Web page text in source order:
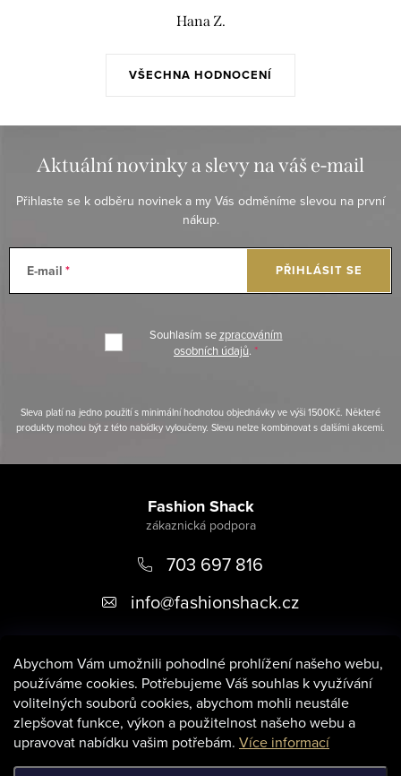
Abychom Vám umožnili pohodlné prohlížení našeho webu,
používáme cookies. Potřebujeme Váš souhlas k využívání
volitelných souborů cookies, abychom mohli neustále
zlepšovat funkce, výkon a použitelnost našeho webu a
upravovat nabídku vašim potřebám. Více informací
VŠECHNA HODNOCENÍ
Hana Z.
Aktuální novinky a slevy na váš e-mail
Přihlaste se k odběru novinek a my Vás odměníme slevou na první
nákup.
E-mail
Souhlasím sezpracováním
osobních údajů.
PŘIHLÁSIT SE
Sleva platí na jedno použití s minimální hodnotou objednávky ve výši 1500Kč. Některé
produkty mohou být z této nabídky vyloučeny. Slevu nelze kombinovat s dalšími akcemi.
Fashion Shack
703 697 816
info@fashionshack.cz
Informace pro vás